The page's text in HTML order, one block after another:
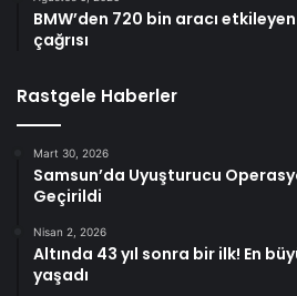
BMW’den 720 bin aracı
çağrısı
Rastgele Haberler
Mart 30, 2026
Samsun’da Uyuşturucu
Geçirildi
Nisan 2, 2026
Altında 43 yıl sonra bir ilk! En
yaşadı